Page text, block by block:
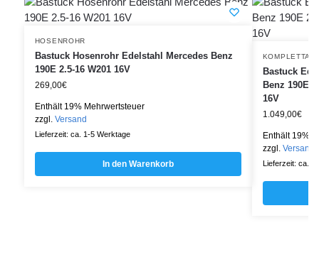
HOSENROHR
Bastuck Hosenrohr Edelstahl Mercedes Benz
190E 2.5-16 W201 16V
269,00€
Enthält 19% Mehrwertsteuer
zzgl. Versand
Lieferzeit: ca. 1-5 Werktage
In den Warenkorb
Bastuck
Benz 190E
16V
1.049,00€
Enthält 19%
zzgl. Versand
Lieferzeit: ca.